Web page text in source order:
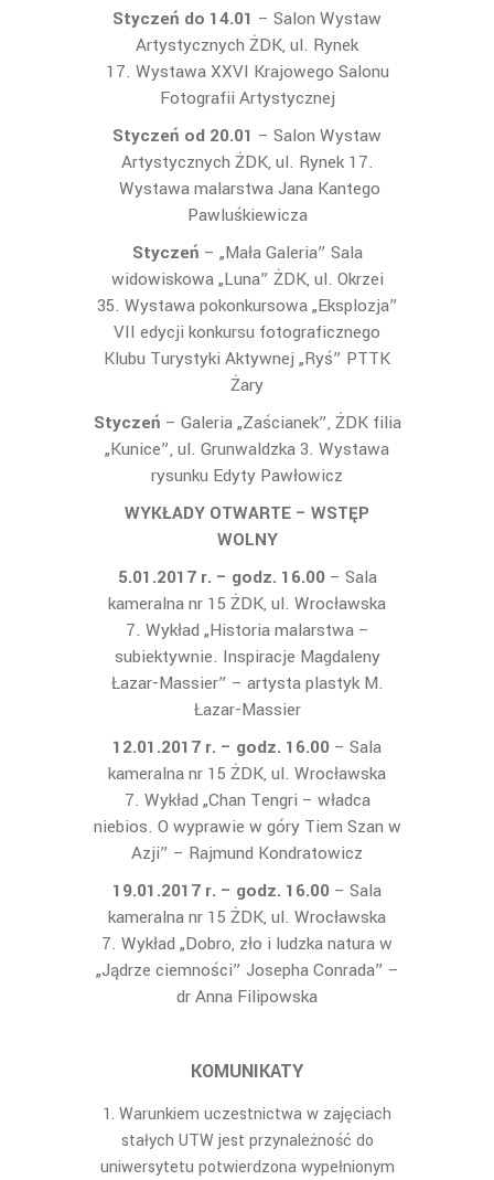
Styczeń do 14.01 – Salon Wystaw
Artystycznych ŻDK, ul. Rynek
17. Wystawa XXVI Krajowego Salonu
Fotografii Artystycznej
Styczeń od 20.01 – Salon Wystaw
Artystycznych ŻDK, ul. Rynek 17.
Wystawa malarstwa Jana Kantego
Pawluśkiewicza
Styczeń – „Mała Galeria” Sala
widowiskowa „Luna” ŻDK, ul. Okrzei
35. Wystawa pokonkursowa „Eksplozja”
VII edycji konkursu fotograficznego
Klubu Turystyki Aktywnej „Ryś” PTTK
Żary
Styczeń – Galeria „Zaścianek”, ŻDK filia
„Kunice”, ul. Grunwaldzka 3. Wystawa
rysunku Edyty Pawłowicz
WYKŁADY OTWARTE – WSTĘP
WOLNY
5.01.2017 r. – godz. 16.00– Sala
kameralna nr 15 ŻDK, ul. Wrocławska
7. Wykład „Historia malarstwa –
subiektywnie. Inspiracje Magdaleny
Łazar-Massier” – artysta plastyk M.
Łazar-Massier
12.01.2017 r. – godz. 16.00 – Sala
kameralna nr 15 ŻDK, ul. Wrocławska
7. Wykład „Chan Tengri – władca
niebios. O wyprawie w góry Tiem Szan w
Azji” – Rajmund Kondratowicz
19.01.2017 r. – godz. 16.00 – Sala
kameralna nr 15 ŻDK, ul. Wrocławska
7. Wykład „Dobro, zło i ludzka natura w
„Jądrze ciemności” Josepha Conrada” –
dr Anna Filipowska
KOMUNIKATY
Warunkiem uczestnictwa w zajęciach
stałych UTW jest przynależność do
uniwersytetu potwierdzona wypełnionym